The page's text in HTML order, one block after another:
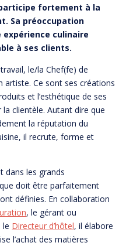
fortement à la
Sa préoccupation
culinaire
à ses clients.
le/la Chef(fe) de
artiste. Ce sont ses créations
et l’esthétique de ses
clientèle. Autant dire que
la réputation du
il recrute, forme et
dans les grands
doit être parfaitement
définies. En collaboration
, le gérant ou
le Directeur d’hôtel, il élabore
l’achat des matières